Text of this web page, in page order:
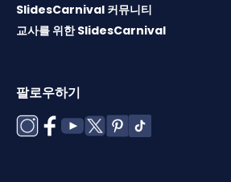
SlidesCarnival 커뮤니티
교사를 위한 SlidesCarnival
팔로우하기